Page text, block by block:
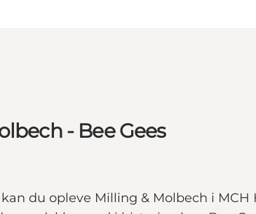
- Bee Gees
kan du opleve Milling & Molbech i